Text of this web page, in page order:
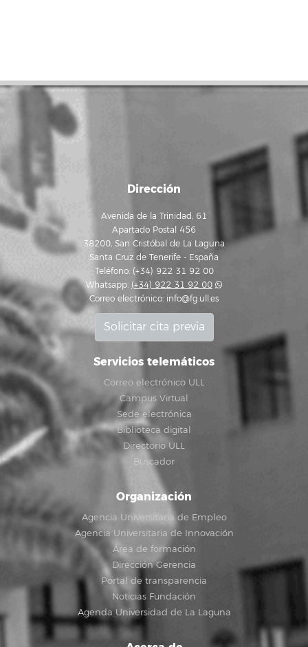
Dirección
Avenida de la Trinidad, 61
Apartado Postal 456
38200, San Cristóbal de La Laguna
Santa Cruz de Tenerife - España
Teléfono: (+34) 922 31 92 00
Whatsapp: (+34) 922 31 92 00
Correo electrónico: info@fg.ull.es
Solicitar cita previa
Servicios telemáticos
Correo electrónico ULL
Campus Virtual
Sede electrónica
Biblioteca digital
Directorio ULL
Buscador
Organización
Agencia Universitaria de Empleo
Agencia Universitaria de Innovación
Área de formación
Dirección Gerencia
Portal de transparencia
Noticias Fundación
Agenda Universidad de La Laguna